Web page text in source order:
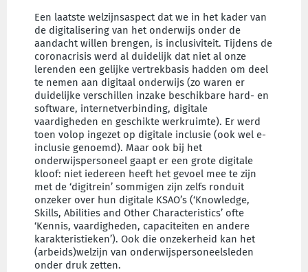
Een laatste welzijnsaspect dat we in het kader van
de digitalisering van het onderwijs onder de
aandacht willen brengen, is inclusiviteit. Tijdens de
coronacrisis werd al duidelijk dat niet al onze
lerenden een gelijke vertrekbasis hadden om deel
te nemen aan digitaal onderwijs (zo waren er
duidelijke verschillen inzake beschikbare hard- en
software, internetverbinding, digitale
vaardigheden en geschikte werkruimte). Er werd
toen volop ingezet op digitale inclusie (ook wel e-
inclusie genoemd). Maar ook bij het
onderwijspersoneel gaapt er een grote digitale
kloof: niet iedereen heeft het gevoel mee te zijn
met de ‘digitrein’ sommigen zijn zelfs ronduit
onzeker over hun digitale KSAO’s (‘Knowledge,
Skills, Abilities and Other Characteristics’ ofte
‘Kennis, vaardigheden, capaciteiten en andere
karakteristieken’). Ook die onzekerheid kan het
(arbeids)welzijn van onderwijspersoneelsleden
onder druk zetten.